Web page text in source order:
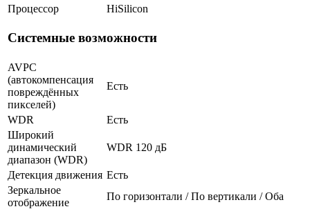
Процессор
HiSilicon
Системные возможности
AVPC
(автокомпенсация
повреждённых
пикселей)
Есть
WDR
Есть
Широкий
динамический
диапазон (WDR)
WDR 120 дБ
Детекция движения Есть
Зеркальное
отображение
По горизонтали / По вертикали / Оба